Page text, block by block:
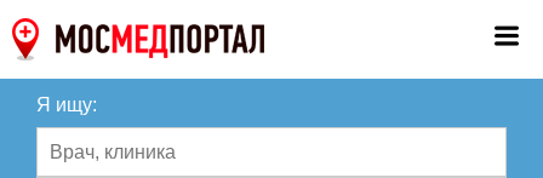
Я ищу: